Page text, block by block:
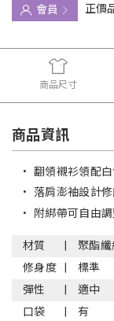
會員
正價
商品尺寸
商品資訊
• 翻領襯衫領配
• 落肩澎袖設計
• 附綁帶可自由
材質
聚酯
修身度
標準
彈性
適中
口袋
有